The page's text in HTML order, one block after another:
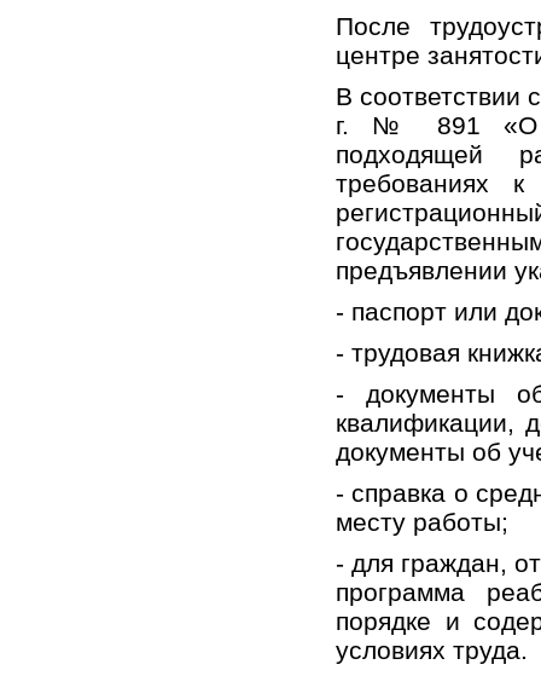
После
центре
В соответствии
г. № 891 «О
подходящей
требованиях
предъявлении
- паспорт или
- трудовая
- документы
квалификации,
документы об
- справка о
месту работы;
- для граждан,
программа
порядке и
условиях труда.